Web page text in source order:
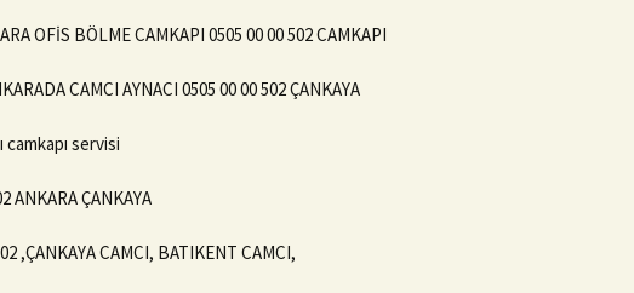
OFİS BÖLME CAMKAPI 0505 00 00 502 CAMKAPI
CAMCI AYNACI 0505 00 00 502 ÇANKAYA
camkapı servisi
ANKARA ÇANKAYA
,ÇANKAYA CAMCI, BATIKENT CAMCI,